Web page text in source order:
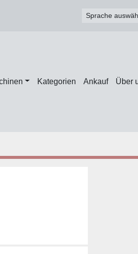
Sprache
Kategorien Ankauf Über